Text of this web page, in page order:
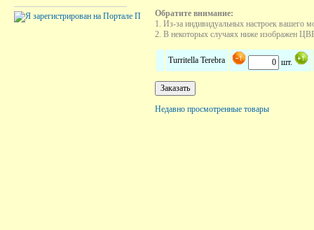
Обратите внимание:
1. Из-за индивидуальных настроек вашего
2. В некоторых случаях ниже изображен
Turritella Terebra шт.
Недавно просмотренные товары